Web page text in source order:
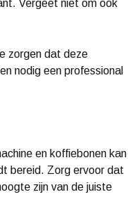
Vergeet niet om ook
zorgen dat deze
nodig een professional
en koffiebonen kan
bereid. Zorg ervoor dat
zijn van de juiste